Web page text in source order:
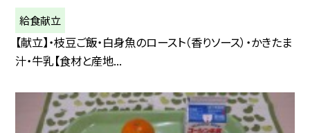
給食献立
【献立】・枝豆ご飯・白身魚のロースト（香りソース）・かきたま
汁・牛乳【食材と産地...